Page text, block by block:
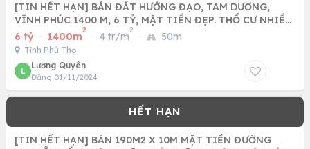
[TIN HẾT HẠN] BÁN ĐẤT HƯỚNG ĐẠO, TAM DƯƠNG,
VĨNH PHÚC 1400 M, 6 TỶ, MẶT TIỀN ĐẸP. THỔ CƯ NHIỀU,
PHÂN LÔ TUYỆT
6 tỷ · 1400m
2
· 4 tr/m
2
· 50m
Tỉnh Phú Thọ
L
Lương Quyên
Đăng 01/11/2024
[TIN HẾT HẠN] BÁN 190M2 X 10M MẶT TIỀN ĐƯỜNG